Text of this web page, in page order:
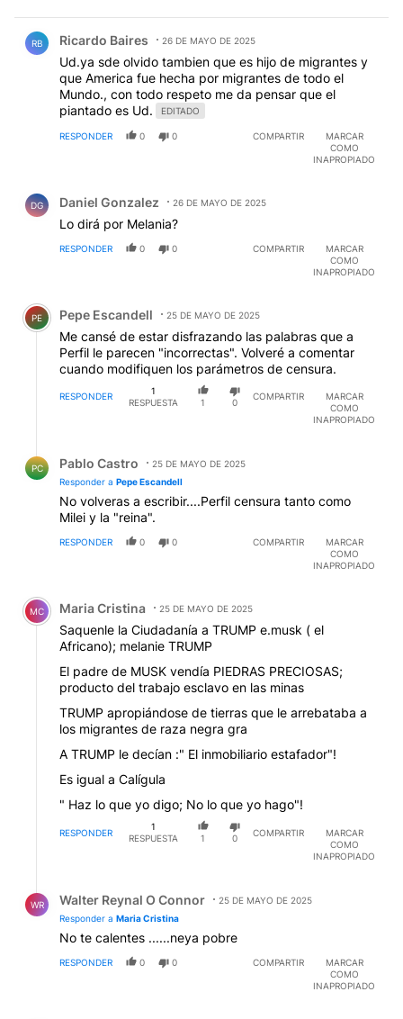
RB Ricardo Baires 26 DE MAYO DE 2025
Ud.ya sde olvido tambien que es hijo de migrantes y
que America fue hecha por migrantes de todo el
Mundo., con todo respeto me da pensar que el
piantado es Ud.
EDITADO
RESPONDER 0 0 COMPARTIR
MARCAR
COMO
INAPROPIADO
DG Daniel Gonzalez 26 DE MAYO DE 2025
Lo dirá por Melania?
RESPONDER 0 0 COMPARTIR
MARCAR
COMO
INAPROPIADO
Comentario de Pepe Escandell.
PE Pepe Escandell 25 DE MAYO DE 2025
Me cansé de estar disfrazando las palabras que a
Perfil le parecen "incorrectas". Volveré a comentar
cuando modifiquen los parámetros de censura.
RESPONDER
1
RESPUESTA
1 0
COMPARTIR
MARCAR
COMO
INAPROPIADO
PC Pablo Castro
25 DE MAYO DE 2025
Responder a Pepe Escandell
No volveras a escribir....Perfil censura tanto como
Milei y la "reina".
RESPONDER 0 0 COMPARTIR
MARCAR
COMO
INAPROPIADO
Comentario de Maria Cristina.
MC Maria Cristina 25 DE MAYO DE 2025
Saquenle la Ciudadanía a TRUMP e.musk ( el
Africano); melanie TRUMP
El padre de MUSK vendía PIEDRAS PRECIOSAS;
producto del trabajo esclavo en las minas
TRUMP apropiándose de tierras que le arrebataba a
los migrantes de raza negra gra
A TRUMP le decían :" El inmobiliario estafador"!
Es igual a Calígula
" Haz lo que yo digo; No lo que yo hago"!
RESPONDER
1
RESPUESTA
1 0
COMPARTIR
MARCAR
COMO
INAPROPIADO
WR Walter Reynal O Connor
25 DE MAYO DE 2025
Responder a Maria Cristina
No te calentes ......neya pobre
RESPONDER 0 0 COMPARTIR
MARCAR
COMO
INAPROPIADO